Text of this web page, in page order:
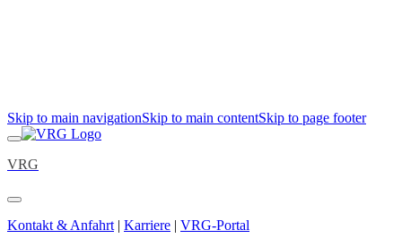
Skip to main navigationSkip to main contentSkip to page footer
VRG
Kontakt & Anfahrt | Karriere | VRG-Portal